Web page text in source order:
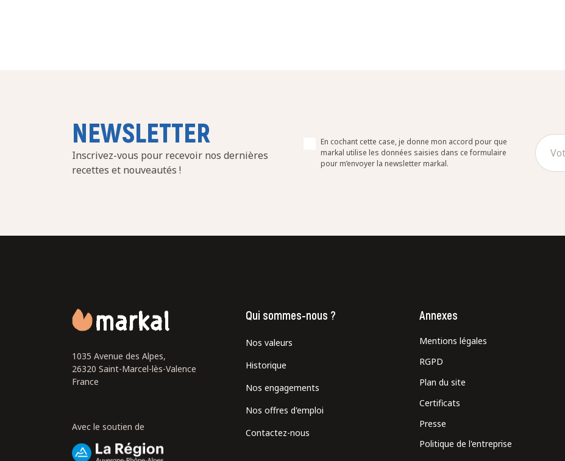
NEWSLETTER
Inscrivez-vous pour recevoir nos dernières
recettes et nouveautés !
En cochant cette case, je donne mon accord pour que
markal utilise les données saisies dans ce formulaire
pour m’envoyer la newsletter markal.
1035 Avenue des Alpes,
26320 Saint-Marcel-lès-Valence
France
Avec le soutien de
Qui sommes-nous ?
Nos valeurs
Historique
Nos engagements
Nos offres d'emploi
Contactez-nous
Annexes
Mentions légales
RGPD
Plan du site
Certificats
Presse
Politique de l'entreprise